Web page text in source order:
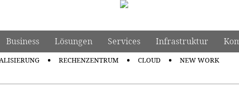
Business Lösungen Services Infrastruktur
RECHENZENTRUM CLOUD NEW WORK